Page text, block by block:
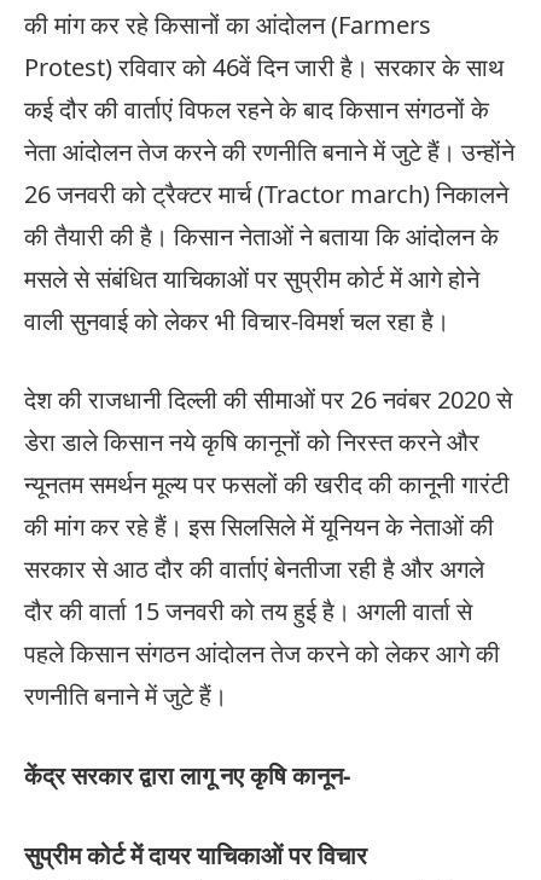
की मांग कर रहे किसानों का आंदोलन (Farmers
Protest) रविवार को 46वें दिन जारी है। सरकार के साथ
कई दौर की वार्ताएं विफल रहने के बाद किसान संगठनों के
नेता आंदोलन तेज करने की रणनीति बनाने में जुटे हैं। उन्होंने
26 जनवरी को ट्रैक्टर मार्च (Tractor march) निकालने
की तैयारी की है। किसान नेताओं ने बताया कि आंदोलन के
मसले से संबंधित याचिकाओं पर सुप्रीम कोर्ट में आगे होने
वाली सुनवाई को लेकर भी विचार-विमर्श चल रहा है।
देश की राजधानी दिल्ली की सीमाओं पर 26 नवंबर 2020 से
डेरा डाले किसान नये कृषि कानूनों को निरस्त करने और
न्यूनतम समर्थन मूल्य पर फसलों की खरीद की कानूनी गारंटी
की मांग कर रहे हैं। इस सिलसिले में यूनियन के नेताओं की
सरकार से आठ दौर की वार्ताएं बेनतीजा रही है और अगले
दौर की वार्ता 15 जनवरी को तय हुई है। अगली वार्ता से
पहले किसान संगठन आंदोलन तेज करने को लेकर आगे की
रणनीति बनाने में जुटे हैं।
केंद्र सरकार द्वारा लागू नए कृषि कानून-
सुप्रीम कोर्ट में दायर याचिकाओं पर विचार